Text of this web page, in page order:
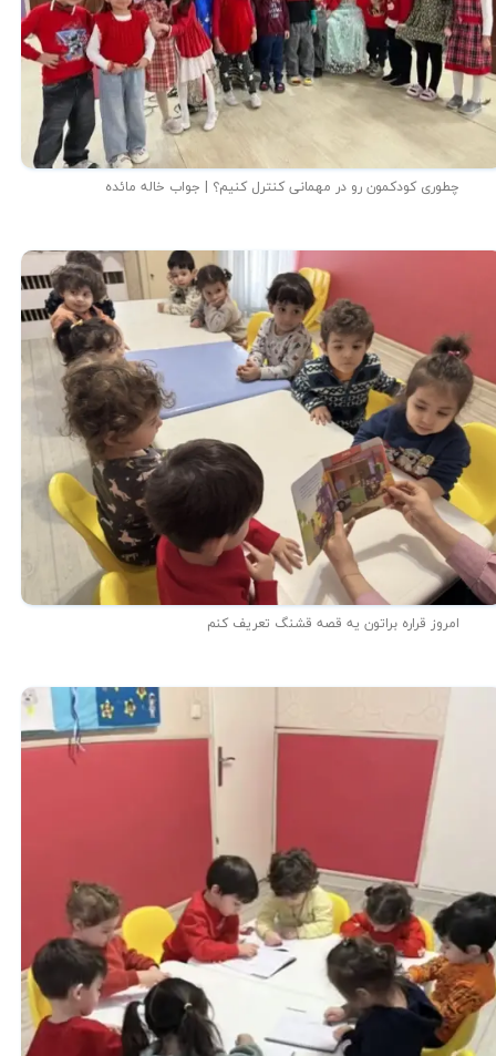
چطوری کودکمون رو در مهمانی کنترل کنیم؟ | جواب خاله مائده
امروز قراره براتون یه قصه قشنگ تعریف کنم